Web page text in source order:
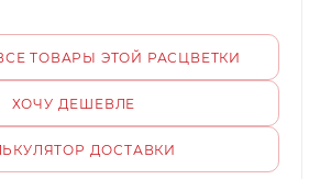
ТОВАРЫ ЭТОЙ РАСЦВЕТКИ
ХОЧУ ДЕШЕВЛЕ
ДОСТАВКИ